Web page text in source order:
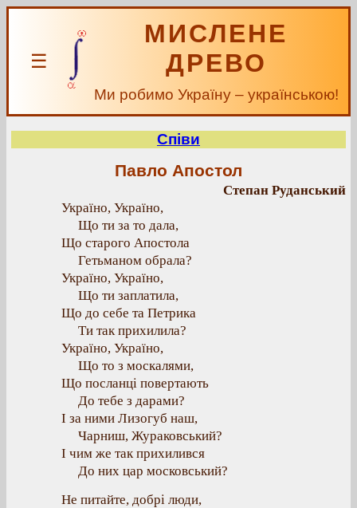
☰
МИСЛЕНЕ
ДРЕВО
Ми робимо Україну – українською!
Співи
Павло Апостол
Степан Руданський
Україно, Україно,
Що ти за то дала,
Що старого Апостола
Гетьманом обрала?
Україно, Україно,
Що ти заплатила,
Що до себе та Петрика
Ти так прихилила?
Україно, Україно,
Що то з москалями,
Що посланці повертають
До тебе з дарами?
І за ними Лизогуб наш,
Чарниш, Жураковський?
І чим же так прихилився
До них цар московський?
Не питайте, добрі люди,